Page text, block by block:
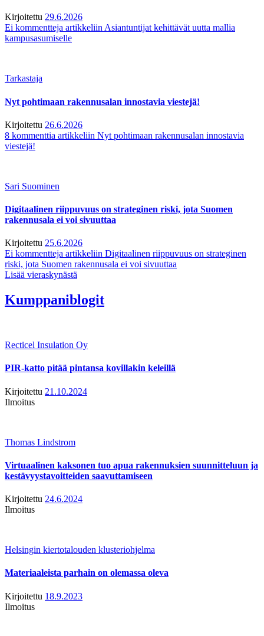
Kirjoitettu 29.6.2026
Ei kommentteja artikkeliin Asiantuntijat kehittävät uutta mallia
kampusasumiselle
Tarkastaja
Nyt pohtimaan rakennusalan innostavia viestejä!
Kirjoitettu 26.6.2026
8 kommenttia artikkeliin Nyt pohtimaan rakennusalan innostavia
viestejä!
Sari Suominen
Digitaalinen riippuvuus on strateginen riski, jota Suomen
rakennusala ei voi sivuuttaa
Kirjoitettu 25.6.2026
Ei kommentteja artikkeliin Digitaalinen riippuvuus on strateginen
riski, jota Suomen rakennusala ei voi sivuuttaa
Lisää vieraskynästä
Kumppaniblogit
Recticel Insulation Oy
PIR-katto pitää pintansa kovillakin keleillä
Kirjoitettu 21.10.2024
Ilmoitus
Thomas Lindstrom
Virtuaalinen kaksonen tuo apua rakennuksien suunnitteluun ja
kestävyystavoitteiden saavuttamiseen
Kirjoitettu 24.6.2024
Ilmoitus
Helsingin kiertotalouden klusteriohjelma
Materiaaleista parhain on olemassa oleva
Kirjoitettu 18.9.2023
Ilmoitus